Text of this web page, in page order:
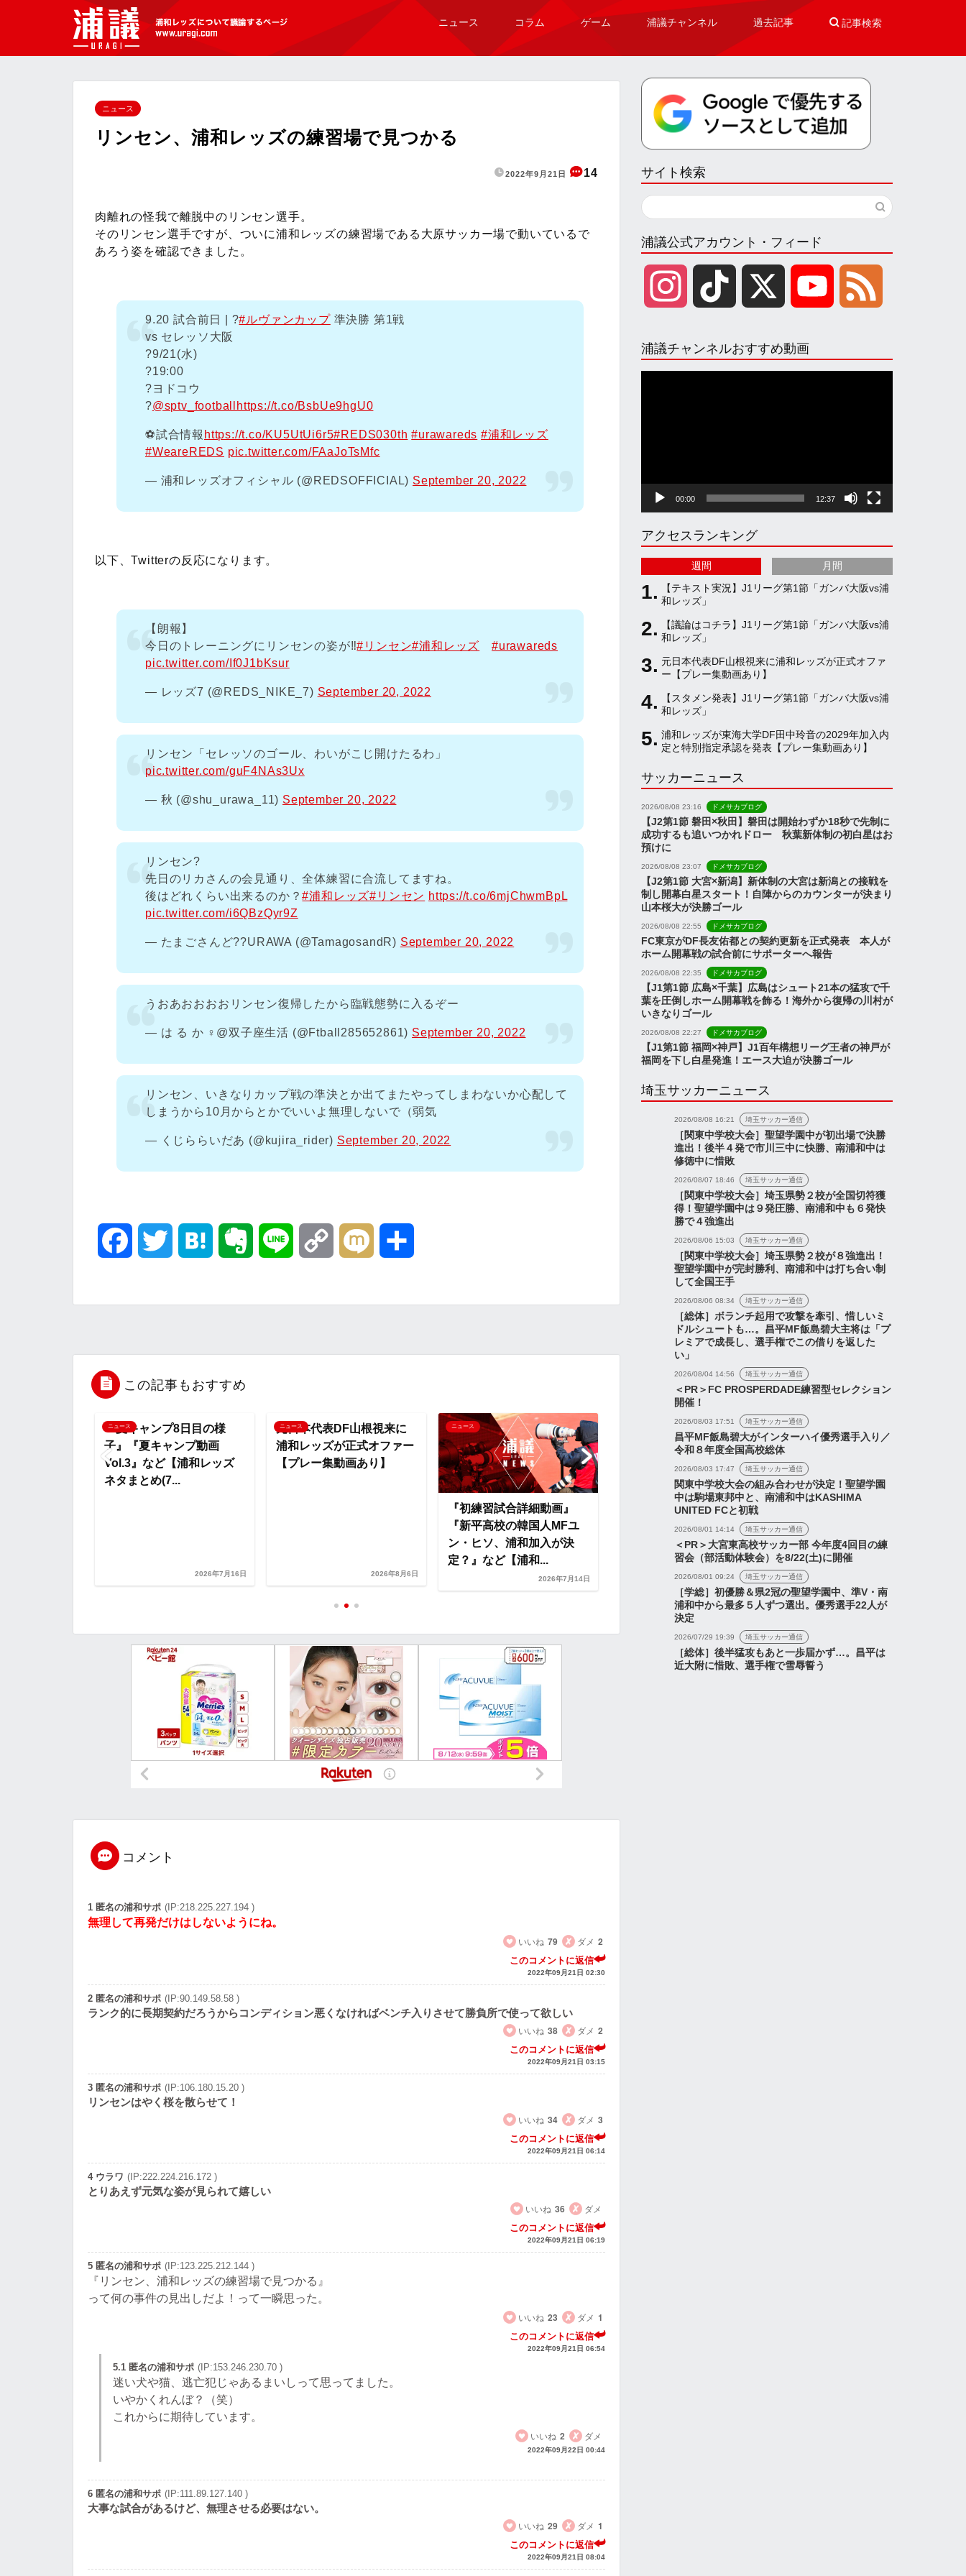
[浦議]浦和レッズについて議論するペ
ニュース コラム ゲーム 浦議チャンネル 過去記事  記事検索
ニュース
リンセン、浦和レッズの練習場で見つかる
2022年9月21日 14
肉離れの怪我で離脱中のリンセン選手。
そのリンセン選手ですが、ついに浦和レッズの練習場である大原サッカー場で動いているで
あろう姿を確認できました。
9.20 試合前日 | ?#ルヴァンカップ準決勝 第1戦
vs セレッソ大阪
?️9/21(水)
?19:00
?️ヨドコウ
?@sptv_football https://t.co/BsbUe9hgU0
⚽️試合情報 https://t.co/KU5UtUi6r5#REDS030th #urawareds #浦和レッズ
#WeareREDS pic.twitter.com/FAaJoTsMfc
— 浦和レッズオフィシャル (@REDSOFFICIAL) September 20, 2022
以下、Twitterの反応になります。
【朗報】
今日のトレーニングにリンセンの姿が‼️#リンセン#浦和レッズ
#urawareds
pic.twitter.com/If0J1bKsur
— レッズ7 (@REDS_NIKE_7) September 20, 2022
リンセン「セレッソのゴール、わいがこじ開けたるわ」
pic.twitter.com/guF4NAs3Ux
— 秋 (@shu_urawa_11) September 20, 2022
リンセン?
先日のリカさんの会見通り、全体練習に合流してますね。
後はどれくらい出来るのか？#浦和レッズ#リンセン https://t.co/6mjChwmBpL
pic.twitter.com/i6QBzQyr9Z
— たまごさんど??URAWA (@TamagosandR) September 20, 2022
うおあおおおおリンセン復帰したから臨戦態勢に入るぞー
— は る か ♀@双子座生活 (@Ftball285652861) September 20, 2022
リンセン、いきなりカップ戦の準決とか出てまたやってしまわないか心配して
しまうから10月からとかでいいよ無理しないで（弱気
— くじららいだあ (@kujira_rider) September 20, 2022
b
o
k
t
r
n
n
この記事もおすすめ
ニュース
『夏キャンプ8日目の様
子』『夏キャンプ動画
Vol.3』など【浦和レッズ
ネタまとめ(7...
2026年7月16日
ニュース
元日本代表DF山根視来に
浦和レッズが正式オファー
【プレー集動画あり】
2026年8月6日
ニュース
『初練習試合詳細動画』
『新平高校の韓国人MFユ
ン・ヒソ、浦和加入が決
定？』など【浦和...
2026年7月14日
『夏キャンプ8日目の様
子』『夏キャンプ動画
Vol.3』など【浦和レッズ
ネタまとめ(7...
2026年7月16日
ニュース
元日本代表DF山根視来に
浦和レッズが正式オファー
【プレー集動画あり】
コメント
1 匿名の浦和サポ (IP:218.225.227.194 )
無理して再発だけはしないようにね。
いいね 79 ダメ 2
このコメントに返信
2022年09月21日 02:30
2 匿名の浦和サポ (IP:90.149.58.58 )
ランク的に長期契約だろうからコンディション悪くなければベンチ入りさせて勝負所で使って欲しい
いいね 38 ダメ 2
このコメントに返信
2022年09月21日 03:15
3 匿名の浦和サポ (IP:106.180.15.20 )
リンセンはやく桜を散らせて！
いいね 34 ダメ 3
このコメントに返信
2022年09月21日 06:14
4 ウラワ (IP:222.224.216.172 )
とりあえず元気な姿が見られて嬉しい
いいね 36 ダメ
このコメントに返信
2022年09月21日 06:19
5 匿名の浦和サポ (IP:123.225.212.144 )
『リンセン、浦和レッズの練習場で見つかる』
って何の事件の見出しだよ！って一瞬思った。
いいね 23 ダメ 1
このコメントに返信
2022年09月21日 06:54
5.1 匿名の浦和サポ (IP:153.246.230.70 )
迷い犬や猫、逃亡犯じゃあるまいしって思ってました。
いやかくれんぼ？（笑）
これからに期待しています。
いいね 2 ダメ
2022年09月22日 00:44
6 匿名の浦和サポ (IP:111.89.127.140 )
大事な試合があるけど、無理させる必要はない。
いいね 29 ダメ 1
このコメントに返信
2022年09月21日 08:04
サイト検索
浦議公式アカウント・フィード
s
g
r
a
m
k
k
u
b
e
C
h
e
浦議チャンネルおすすめ動画
00:00 12:37
アクセスランキング
週間 月間
【テキスト実況】J1リーグ第1節「ガンバ大阪vs浦
和レッズ」
【議論はコチラ】J1リーグ第1節「ガンバ大阪vs浦
和レッズ」
元日本代表DF山根視来に浦和レッズが正式オファ
ー【プレー集動画あり】
【スタメン発表】J1リーグ第1節「ガンバ大阪vs浦
和レッズ」
浦和レッズが東海大学DF田中玲音の2029年加入内
定と特別指定承認を発表【プレー集動画あり】
サッカーニュース
2026/08/08 23:16 ドメサカブログ
【J2第1節 磐田×秋田】磐田は開始わずか18秒で先制に
成功するも追いつかれドロー 秋葉新体制の初白星はお
預けに
2026/08/08 23:07 ドメサカブログ
【J2第1節 大宮×新潟】新体制の大宮は新潟との接戦を
制し開幕白星スタート！自陣からのカウンターが決まり
山本桜大が決勝ゴール
2026/08/08 22:55 ドメサカブログ
FC東京がDF長友佑都との契約更新を正式発表 本人が
ホーム開幕戦の試合前にサポーターへ報告
2026/08/08 22:35 ドメサカブログ
【J1第1節 広島×千葉】広島はシュート21本の猛攻で千
葉を圧倒しホーム開幕戦を飾る！海外から復帰の川村が
いきなりゴール
2026/08/08 22:27 ドメサカブログ
【J1第1節 福岡×神戸】J1百年構想リーグ王者の神戸が
福岡を下し白星発進！エース大迫が決勝ゴール
埼玉サッカーニュース
2026/08/08 16:21 埼玉サッカー通信
［関東中学校大会］聖望学園中が初出場で決勝
進出！後半４発で市川三中に快勝、南浦和中は
修徳中に惜敗
2026/08/07 18:46 埼玉サッカー通信
［関東中学校大会］埼玉県勢２校が全国切符獲
得！聖望学園中は９発圧勝、南浦和中も６発快
勝で４強進出
2026/08/06 15:03 埼玉サッカー通信
［関東中学校大会］埼玉県勢２校が８強進出！
聖望学園中が完封勝利、南浦和中は打ち合い制
して全国王手
2026/08/06 08:34 埼玉サッカー通信
［総体］ボランチ起用で攻撃を牽引、惜しいミ
ドルシュートも…。昌平MF飯島碧大主将は「プ
レミアで成長し、選手権でこの借りを返した
い」
2026/08/04 14:56 埼玉サッカー通信
＜PR＞FC PROSPERDADE練習型セレクション
開催！
2026/08/03 17:51 埼玉サッカー通信
昌平MF飯島碧大がインターハイ優秀選手入り／
令和８年度全国高校総体
2026/08/03 17:47 埼玉サッカー通信
関東中学校大会の組み合わせが決定！聖望学園
中は駒場東邦中と、南浦和中はKASHIMA
UNITED FCと初戦
2026/08/01 14:14 埼玉サッカー通信
＜PR＞大宮東高校サッカー部 今年度4回目の練
習会（部活動体験会）を8/22(土)に開催
2026/08/01 09:24 埼玉サッカー通信
［学総］初優勝＆県2冠の聖望学園中、準V・南
浦和中から最多５人ずつ選出。優秀選手22人が
決定
2026/07/29 19:39 埼玉サッカー通信
［総体］後半猛攻もあと一歩届かず…。昌平は
近大附に惜敗、選手権で雪辱誓う